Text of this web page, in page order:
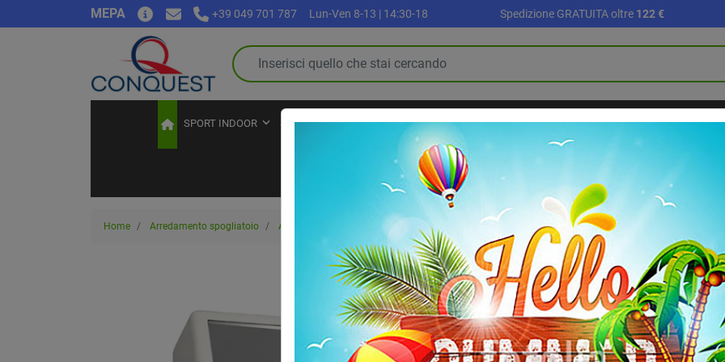
MEPA +39 049 701 787 Lun-Ven 8-13 | 14:30-18 Spedizione GRATUITA oltre 122 €
SPORT INDOOR SPORT OUTDOOR PALLONI E ACCESSORI SETTORE SCUOLA ALLENAMENTO E
RIABILITAZIONE E RECUPERO
Home Arredamento spogliatoio Arredamento per bagno Asciugamani con temporizzatore
Asciugamani con
Asciugamani elettrico a
doppio isolamentoclasse II